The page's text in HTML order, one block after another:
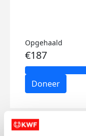
Opgehaald
€187
Doneer